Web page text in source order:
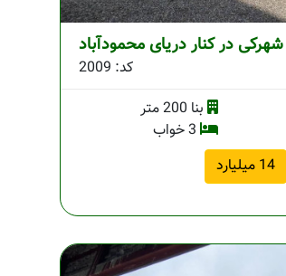
در کنار دریای محمودآباد
کد: 2009
بنا 200 متر
3 خواب
14 میلیارد